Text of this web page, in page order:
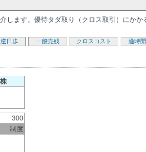
します。優待タダ取り（クロス取引）にか
逆日歩 一般売残 クロスコスト 適時
300
制度